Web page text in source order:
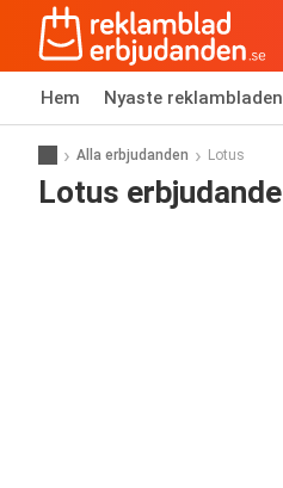
Hem Nyaste reklambladen
Alla erbjudanden Lotus
Lotus erbjudande